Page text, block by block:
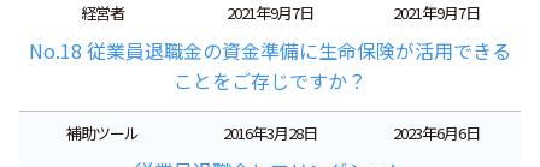
経営者 2021年9月7日 2021年9月7日
No.18 従業員退職金の資金準備に生命保険が活用できる
ことをご存じですか？
補助ツール 2016年3月28日 2023年6月6日